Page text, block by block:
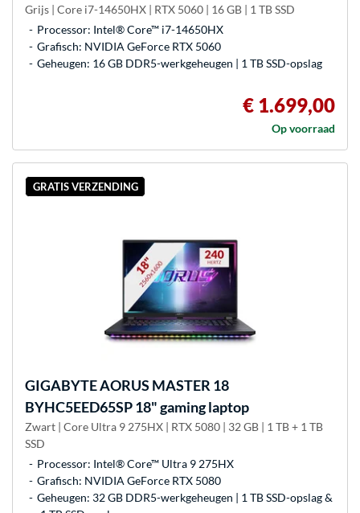
Grijs | Core i7-14650HX | RTX 5060 | 16 GB | 1 TB SSD
Processor: Intel® Core™ i7-14650HX
Grafisch: NVIDIA GeForce RTX 5060
Geheugen: 16 GB DDR5-werkgeheugen | 1 TB SSD-opslag
€ 1.699,00
Op voorraad
GRATIS VERZENDING
GIGABYTEAORUS MASTER 18
BYHC5EED65SP 18" gaming laptop
Zwart | Core Ultra 9 275HX | RTX 5080 | 32 GB | 1 TB + 1 TB
SSD
Processor: Intel® Core™ Ultra 9 275HX
Grafisch: NVIDIA GeForce RTX 5080
Geheugen: 32 GB DDR5-werkgeheugen | 1 TB SSD-opslag &